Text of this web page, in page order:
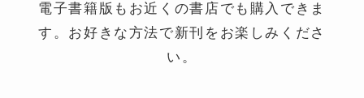
電子書籍版もお近くの書店でも購入できま
す。お好きな方法で新刊をお楽しみくださ
い。